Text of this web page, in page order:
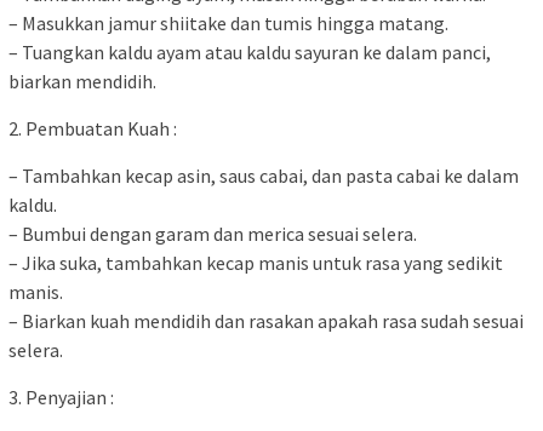
– Masukkan jamur shiitake dan tumis hingga matang.
– Tuangkan kaldu ayam atau kaldu sayuran ke dalam panci,
biarkan mendidih.
2. Pembuatan Kuah :
– Tambahkan kecap asin, saus cabai, dan pasta cabai ke dalam
kaldu.
– Bumbui dengan garam dan merica sesuai selera.
– Jika suka, tambahkan kecap manis untuk rasa yang sedikit
manis.
– Biarkan kuah mendidih dan rasakan apakah rasa sudah sesuai
selera.
3. Penyajian :